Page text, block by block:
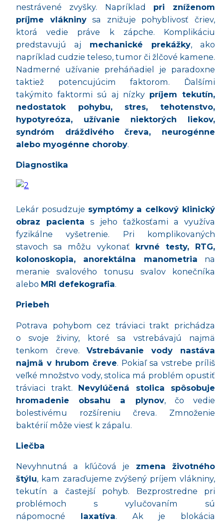
nestrávené zvyšky. Napríklad pri zníženom
príjme vlákninysa znižuje pohyblivosť čriev,
ktorá vedie práve k zápche. Komplikáciu
predstavujú aj mechanické prekážky, ako
napríklad cudzie teleso, tumor či žlčové kamene.
Nadmerné užívanie preháňadiel je paradoxne
taktiež potencujúcim faktorom. Ďalšími
takýmito faktormi sú aj nízky príjem tekutín,
nedostatok pohybu, stres, tehotenstvo,
hypotyreóza, užívanie niektorých liekov,
syndróm dráždivého čreva, neurogénne
alebo myogénne choroby.
Diagnostika
Lekár posudzuje symptómy a celkový klinický
obraz pacienta s jeho ťažkosťami a využíva
fyzikálne vyšetrenie. Pri komplikovaných
stavoch sa môžu vykonať krvné testy, RTG,
kolonoskopia, anorektálna manometria na
meranie svalového tonusu svalov konečníka
alebo MRI defekografia.
Priebeh
Potrava pohybom cez tráviaci trakt prichádza
o svoje živiny, ktoré sa vstrebávajú najmä
tenkom čreve. Vstrebávanie
vody nastáva
najmä v hrubom čreve. Pokiaľ sa vstrebe príliš
veľké množstvo vody, stolica má problém opustiť
tráviaci trakt. Nevylúčená stolica spôsobuje
hromadenie obsahu a plynov, čo vedie
bolestivému rozšíreniu čreva. Zmnoženie
baktérií môže viesť k zápalu.
Liečba
Nevyhnutná a kľúčová je zmena životného
štýlu, kam zaraďujeme zvýšený príjem vlákniny,
tekutín a častejší pohyb. Bezprostredne pri
problémoch s vylučovaním sú
nápomocné laxatíva. Ak je blokácia